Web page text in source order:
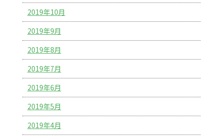
2019年10月
2019年9月
2019年8月
2019年7月
2019年6月
2019年5月
2019年4月